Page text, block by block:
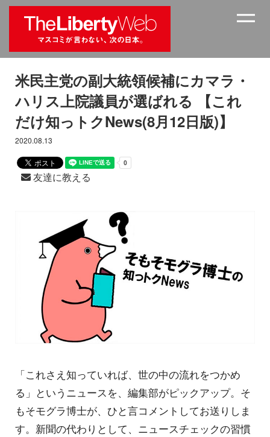
米民主党の副大統領候補にカマラ・
ハリス上院議員が選ばれる 【これ
だけ知っトクNews(8月12日版)】
2020.08.13
友達に教える
「これさえ知っていれば、世の中の流れをつかめ
る」というニュースを、編集部がピックアップ。そ
もそモグラ博士が、ひと言コメントしてお送りしま
す。新聞の代わりとして、ニュースチェックの習慣